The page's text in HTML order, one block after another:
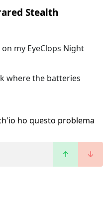
Stealth
my EyeClops Night
where the batteries
ho questo problema